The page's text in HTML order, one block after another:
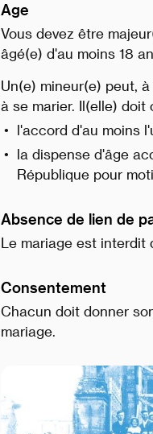
Age
Vous devez être
âgé(e) d'au moins 18
Un(e) mineur(e) peut,
à se marier. Il(elle)
l'accord d'au moins
la dispense d'âge
République pour
Absence de lien de
Le mariage est interdit
Consentement
Chacun doit donner
mariage.